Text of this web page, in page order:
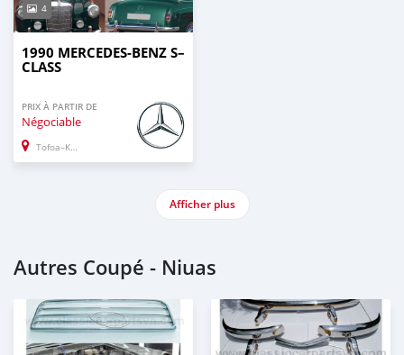
4
1990 MERCEDES-BENZ S–
CLASS
PRIX À PARTIR DE
Négociable
Tofoa–Koloua
Afficher plus
Autres Coupé - Niuas